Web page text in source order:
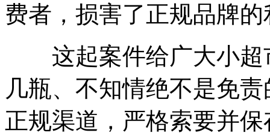
费者，损害了正规品牌
这起案件给广大小超
几瓶、不知情绝不是免
正规渠道，严格索要并